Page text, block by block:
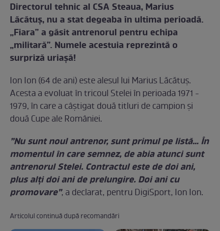
Directorul tehnic al CSA Steaua, Marius
Lăcătuş, nu a stat degeaba în ultima perioadă.
„Fiara” a găsit antrenorul pentru echipa
„militară”. Numele acestuia reprezintă o
surpriză uriaşă!
Ion Ion (64 de ani) este alesul lui Marius Lăcătuş.
Acesta a evoluat în tricoul Stelei în perioada 1971 -
1979, în care a câștigat două titluri de campion și
două Cupe ale României.
”Nu sunt noul antrenor, sunt primul pe listă... În
momentul în care semnez, de abia atunci sunt
antrenorul Stelei. Contractul este de doi ani,
plus alți doi ani de prelungire. Doi ani cu
promovare”, a declarat, pentru DigiSport, Ion Ion.
Articolul continuă după recomandări